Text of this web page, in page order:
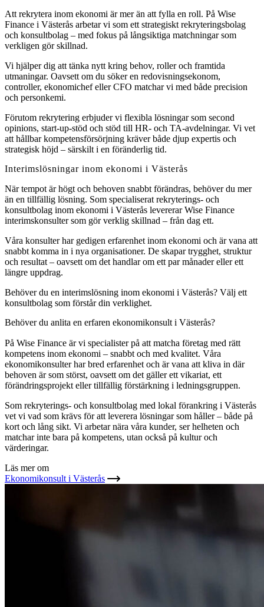
Att rekrytera inom ekonomi är mer än att fylla en roll. På Wise
Finance i Västerås arbetar vi som ett strategiskt rekryteringsbolag
och konsultbolag – med fokus på långsiktiga matchningar som
verkligen gör skillnad.
Vi hjälper dig att tänka nytt kring behov, roller och framtida
utmaningar. Oavsett om du söker en redovisningsekonom,
controller, ekonomichef eller CFO matchar vi med både precision
och personkemi.
Förutom rekrytering erbjuder vi flexibla lösningar som second
opinions, start-up-stöd och stöd till HR- och TA-avdelningar. Vi vet
att hållbar kompetensförsörjning kräver både djup expertis och
strategisk höjd – särskilt i en föränderlig tid.
Interimslösningar inom ekonomi i Västerås
När tempot är högt och behoven snabbt förändras, behöver du mer
än en tillfällig lösning. Som specialiserat rekryterings- och
konsultbolag inom ekonomi i Västerås levererar Wise Finance
interimskonsulter som gör verklig skillnad – från dag ett.
Våra konsulter har gedigen erfarenhet inom ekonomi och är vana att
snabbt komma in i nya organisationer. De skapar trygghet, struktur
och resultat – oavsett om det handlar om ett par månader eller ett
längre uppdrag.
Behöver du en interimslösning inom ekonomi i Västerås? Välj ett
konsultbolag som förstår din verklighet.
Behöver du anlita en erfaren ekonomikonsult i Västerås?
På Wise Finance är vi specialister på att matcha företag med rätt
kompetens inom ekonomi – snabbt och med kvalitet. Våra
ekonomikonsulter har bred erfarenhet och är vana att kliva in där
behoven är som störst, oavsett om det gäller ett vikariat, ett
förändringsprojekt eller tillfällig förstärkning i ledningsgruppen.
Som rekryterings- och konsultbolag med lokal förankring i Västerås
vet vi vad som krävs för att leverera lösningar som håller – både på
kort och lång sikt. Vi arbetar nära våra kunder, ser helheten och
matchar inte bara på kompetens, utan också på kultur och
värderingar.
Läs mer om
Ekonomikonsult i Västerås